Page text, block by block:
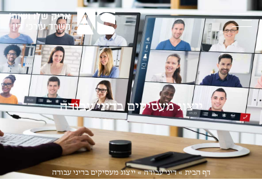
ייצוג מעסיקים בדיני עבודה
דף הבית»דיני עבודה»ייצוג מעסיקים בדיני עבודה